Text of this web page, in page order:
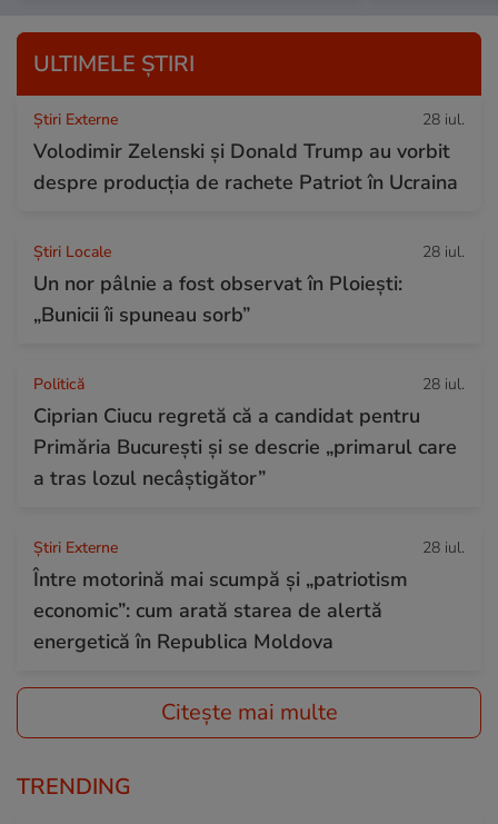
ULTIMELE ȘTIRI
Știri Externe 28 iul.
Volodimir Zelenski și Donald Trump au vorbit
despre producția de rachete Patriot în Ucraina
Știri Locale 28 iul.
Un nor pâlnie a fost observat în Ploiești:
„Bunicii îi spuneau sorb”
Politică 28 iul.
Ciprian Ciucu regretă că a candidat pentru
Primăria București și se descrie „primarul care
a tras lozul necâștigător”
Știri Externe 28 iul.
Între motorină mai scumpă și „patriotism
economic”: cum arată starea de alertă
energetică în Republica Moldova
Citește mai multe
TRENDING